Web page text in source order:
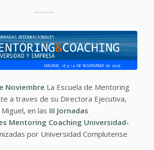
Noviembre La Escuela de Mentoring
a traves de su Directora Ejecutiva,
en las III Jornadas
Mentoring Coaching Universidad-
por Universidad Complutense